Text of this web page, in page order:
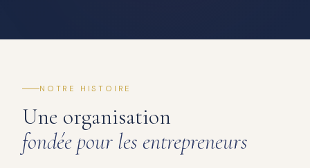
NOTRE HISTOIRE
Une organisation
fondée pour les entrepreneurs